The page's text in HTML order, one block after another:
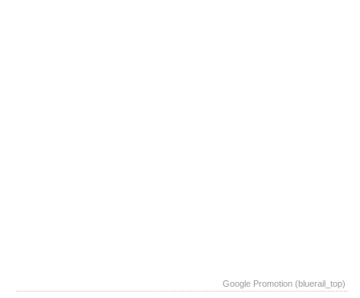
Google Promotion (bluerail_top)